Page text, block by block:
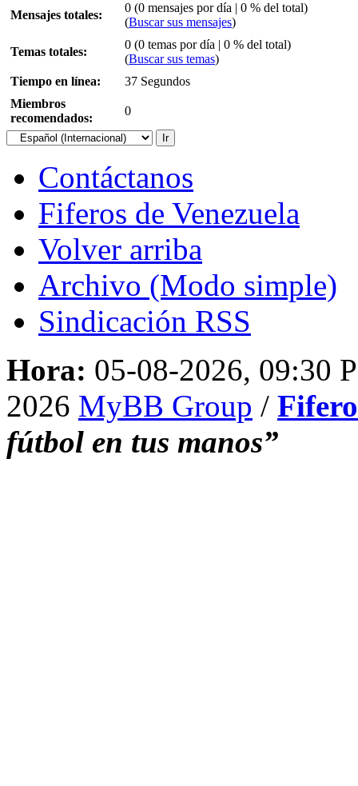
Mensajes totales:
0 (0 mensajes por día | 0 % del total)
(Buscar sus mensajes)
Temas totales:
0 (0 temas por día | 0 % del total)
(Buscar sus temas)
Tiempo en línea:
37 Segundos
Miembros
recomendados:
0
Contáctanos
Fiferos de Venezuela
Volver arriba
Archivo (Modo simple)
Sindicación RSS
Hora: 05-08-2026, 09:30
2026 MyBB Group /
fútbol en tus manos”